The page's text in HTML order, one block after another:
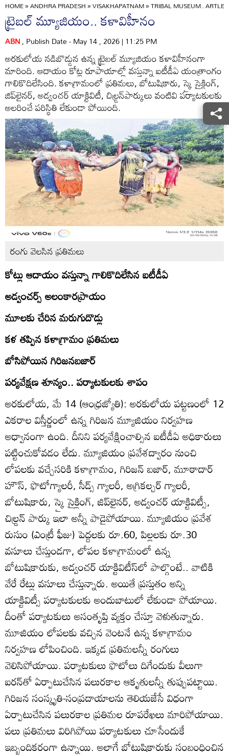
HOME»ANDHRA PRADESH»VISAKHAPATNAM»TRIBAL MUSEUM..
ట్రైబల్‌ మ్యూజియం.. కళావిహీనం
ABN, Publish Date - May 14 , 2026 | 11:25 PM
అరకులోయ నడిబొడ్డున ఉన్న ట్రైబల్‌ మ్యూజియం కళావిహీనంగా
మారింది. ఆదాయం కోట్ల రూపాయాల్లో వస్తున్నా ఐటీడీఏ యంత్రాంగం
గాలికొదిలేసింది. కళాగ్రామంలో ప్రతిమలు, బోటుషికారు, స్కై సైక్లింగ్‌,
జిప్‌లైనర్‌, అడ్వంచర్‌ యాక్టివిటీ, చిల్డ్రన్‌పార్కులు వంటివి పర్యాటకులకు
అలరించే పరిస్థితి లేకుండా పోయింది.
రంగు వెలసిన ప్రతిమలు
కోట్లు ఆదాయం వస్తున్నా గాలికొదిలేసిన ఐటీడీఏ
అడ్వంచర్స్‌ అలంకారప్రాయం
మూలకు చేరిన మరుగుదొడ్లు
కళ తప్పిన కళాగ్రామం ప్రతిమలు
బోసిపోయిన గిరిజనబజార్‌
పర్యవేక్షణ శూన్యం.. పర్యాటకులకు శాపం
అరకులోయ, మే 14 (ఆంధ్రజ్యోతి): అరకులోయ పట్టణంలో 12
ఎకరాల విస్తీర్ణంలో ఉన్న గిరిజన మ్యూజియం నిర్వహణ
అధ్వానంగా ఉంది. దీనిని పర్యవేక్షించాల్సిన ఐటీడీఏ అధికారులు
పట్టించుకోవడం లేదు. మ్యూజియం ప్రవేశద్వారం నుంచి
లోపలకు వచ్చేసరికి కళాగ్రామం, గిరిజన్‌ బజార్‌, మూఠాదార్‌
హౌస్‌, ఫొటోగ్యాలరీ, సీడ్స్‌ గ్యాలరీ, అగ్రికల్చర్‌ గ్యాలరీ,
బోటుషికారు, స్కై సైక్లింగ్‌, జిప్‌లైనర్‌, అడ్వంచర్‌ యాక్టివిట్సీ,
చిల్డ్రన్‌ పార్కు ఇలా అన్నీ పాడైపోయాయి. మ్యూజియం ప్రవేశ
రుసుం (ఎంట్రీ ఫీజు) పెద్దలకు రూ.60, పిల్లలకు రూ.30
వసూలు చేస్తుండగా, లోపల కళాగ్రామంలో ఉన్న
బోటుషికారుకు, అడ్వంచర్‌ యాక్టివిటీస్‌లో పాల్గొంటే.. వాటికి
వేరే రేట్లు వసూలు చేస్తున్నారు. అయితే ప్రస్తుతం అన్ని
యాక్టివిట్సీ పర్యాటకులకు అందుబాటులో లేకుండా పోయాయి.
దీంతో పర్యాటకులు అసంతృప్తి వ్యక్తం చేస్తూ వెళుతున్నారు.
మూజియం లోపలకు వచ్చిన వెంటనే ఉన్న కళాగ్రామం
నిర్వహణ లోపించింది. ఇక్కడ ప్రతిమలన్నీ రంగులు
వెలిసిపోయాయి. పర్యాటకులు ఫొటోలు దిగేందుకు వీలుగా
ఐరన్‌తో ఏర్పాటుచేసిన పలురకాల ఆకృతులన్నీ తుప్పుపట్టాయి.
గిరిజన సంస్కృతి-సంప్రదాయాలను తెలియజేసే విధంగా
ఏర్పాటుచేసిన పలురకాల ప్రతిమల రూపరేఖలు మారిపోయాయి.
పలు ప్రతిమలు విరిగిపోయి పర్యాటకులు చూసేందుకే
ఇబ్బందికరంగా ఉన్నాయి. అలాగే బోటుషికారుకు సంబంధించిన